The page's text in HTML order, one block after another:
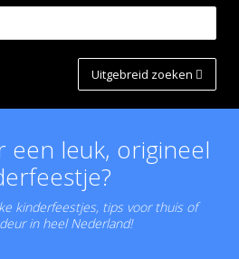
Uitgebreid zoeken
een leuk, origineel
kinderfeestjes, tips voor thuis of
in heel Nederland!